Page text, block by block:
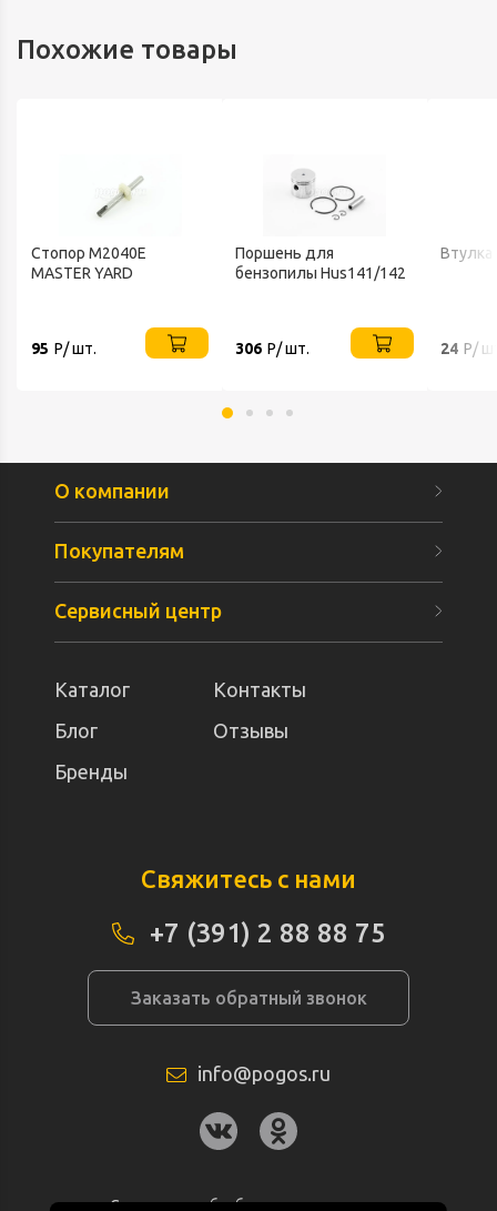
Похожие товары
Стопор M2040E
MASTER YARD
95 Р/ шт.
Поршень для
бензопилы Нus141/142
306 Р/ шт.
Втулка
24 Р/
О компании
Покупателям
Сервисный центр
Каталог
Контакты
Блог
Отзывы
Бренды
Свяжитесь с нами
+7 (391) 2 88 88 75
Заказать обратный звонок
info@pogos.ru
Согласие на обработку персональных